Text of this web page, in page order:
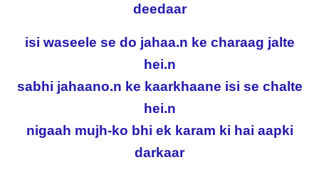
deedaar
isi waseele se do jahaa.n ke charaag jalte
hei.n
sabhi jahaano.n ke kaarkhaane isi se chalte
hei.n
nigaah mujh-ko bhi ek karam ki hai aapki
darkaar